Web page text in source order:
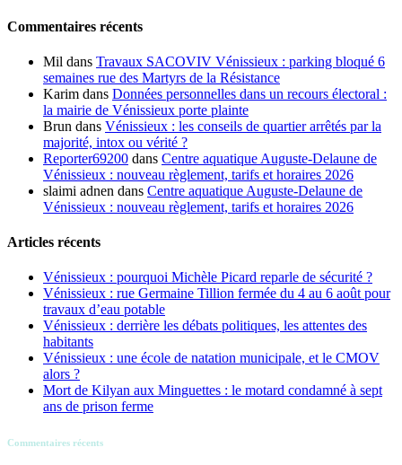
Commentaires récents
Mil dans Travaux SACOVIV Vénissieux : parking bloqué 6
semaines rue des Martyrs de la Résistance
Karim dans Données personnelles dans un recours électoral :
la mairie de Vénissieux porte plainte
Brun dans Vénissieux : les conseils de quartier arrêtés par la
majorité, intox ou vérité ?
Reporter69200 dans Centre aquatique Auguste-Delaune de
Vénissieux : nouveau règlement, tarifs et horaires 2026
slaimi adnen dans Centre aquatique Auguste-Delaune de
Vénissieux : nouveau règlement, tarifs et horaires 2026
Articles récents
Vénissieux : pourquoi Michèle Picard reparle de sécurité ?
Vénissieux : rue Germaine Tillion fermée du 4 au 6 août pour
travaux d’eau potable
Vénissieux : derrière les débats politiques, les attentes des
habitants
Vénissieux : une école de natation municipale, et le CMOV
alors ?
Mort de Kilyan aux Minguettes : le motard condamné à sept
ans de prison ferme
Commentaires récents